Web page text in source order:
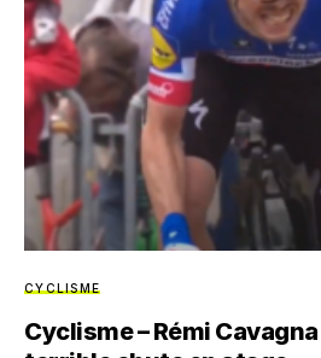
CYCLISME
Cyclisme – Rémi